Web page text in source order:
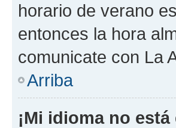
horario de verano
entonces la hora
comunicate con La
Arriba
¡Mi idioma no